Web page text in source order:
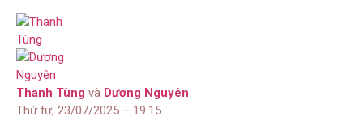
Thanh Tùng và Dương Nguyên
Thứ tư, 23/07/2025 – 19:15